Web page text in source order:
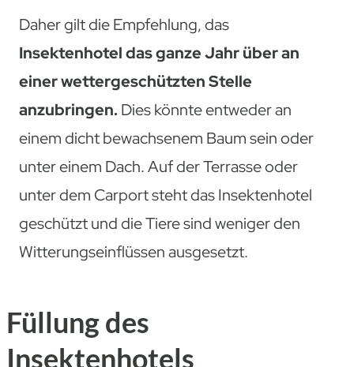
Daher gilt die Empfehlung, das
Insektenhotel das ganze Jahr über an
einer wettergeschützten Stelle
anzubringen. Dies könnte entweder an
einem dicht bewachsenem Baum sein oder
unter einem Dach. Auf der Terrasse oder
unter dem Carport steht das Insektenhotel
geschützt und die Tiere sind weniger den
Witterungseinflüssen ausgesetzt.
Füllung des
Insektenhotels